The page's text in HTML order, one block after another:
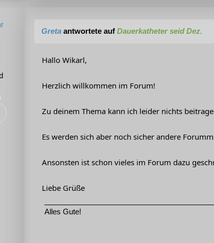
Greta antwortete auf Dauerkatheter seid Dez.
Hallo Wikarl,
Herzlich willkommen im Forum!
Zu deinem Thema kann ich leider nichts
Es werden sich aber noch sicher andere
Ansonsten ist schon vieles im Forum dazu
Liebe Grüße
Alles Gute!